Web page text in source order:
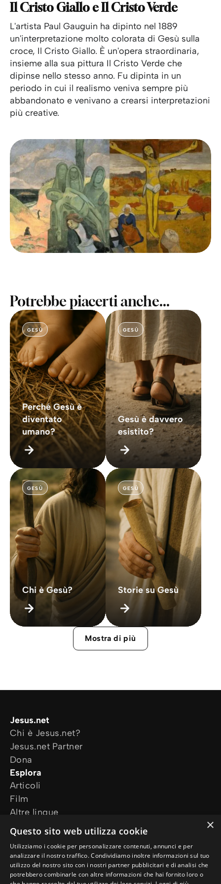
Il Cristo Giallo e Il Cristo Verde
L'artista Paul Gauguin ha dipinto nel 1889
un'interpretazione molto colorata di Gesù sulla
croce, Il Cristo Giallo. È un'opera straordinaria,
insieme alla sua pittura Il Cristo Verde che
dipinse nello stesso anno. Fu dipinta in un
periodo in cui il realismo veniva sempre più
abbandonato e venivano a crearsi interpretazioni
più creative.
Potrebbe piacerti anche...
GESÙ
Perché Gesù è
diventato
umano?
GESÙ
Gesù è davvero
esistito?
GESÙ
Chi è Gesù?
GESÙ
Storie su Gesù
Mostra di più
Jesus.net
Chi è Jesus.net?
Jesus.net Partner
Dona
Esplora
Articoli
Film
Altre lingue
I nostri progetti
Altri siti web
Ho bisogno di preghiera
Ho una domanda
Seguici
×
Questo sito web utilizza cookie
Utilizziamo i cookie per personalizzare contenuti, annunci e per
analizzare il nostro traffico. Condividiamo inoltre informazioni sul tuo
utilizzo del nostro sito con i nostri partner pubblicitari e di analisi che
potrebbero combinarle con altre informazioni che hai fornito loro o